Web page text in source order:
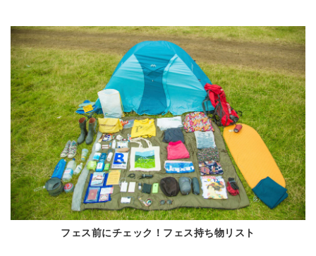
フェス前にチェック！フェス持ち物リスト